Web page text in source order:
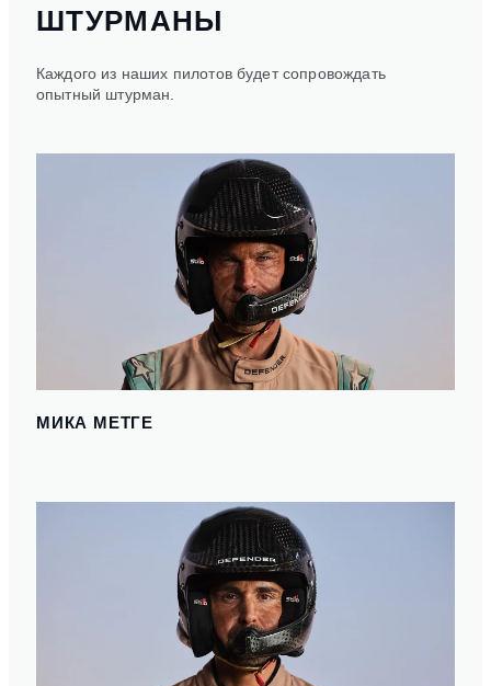
ШТУРМАНЫ
Каждого из наших пилотов будет сопровождать
опытный штурман.
МИКА МЕТГЕ